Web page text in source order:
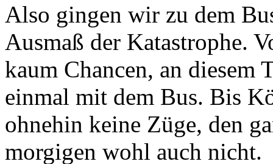
Also gingen wir zu dem
Ausmaß der Katastrophe.
kaum Chancen, an diesem
einmal mit dem Bus. Bis
ohnehin keine Züge, den
morgigen wohl auch nicht.